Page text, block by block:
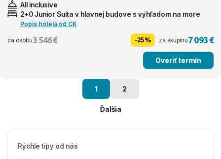
All inclusive
2+0 Junior Suita v hlavnej budove s výhľadom na more
Popis hotela od CK
za osobu3 546 € -25% za skupinu7 093 €
Overiť termín
1 2
Ďalšia
Rýchle tipy od nás